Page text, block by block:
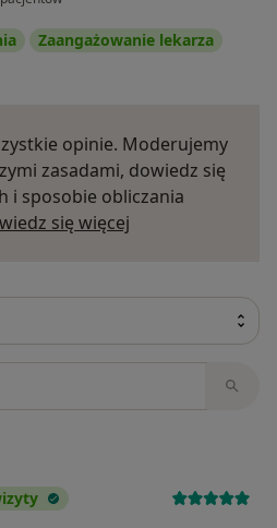
Zaangażowanie lekarza
opinie. Moderujemy
zasadami, dowiedz się
i sposobie obliczania
się więcej